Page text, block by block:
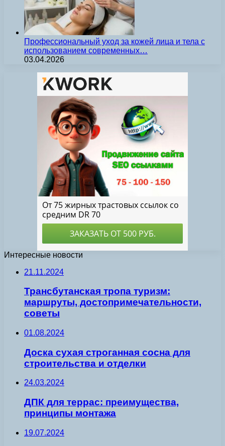
Профессиональный уход за кожей лица и тела с
использованием современных…
03.04.2026
Интересные новости
21.11.2024
Трансбутанская тропа туризм:
маршруты, достопримечательности,
советы
01.08.2024
Доска сухая строганная сосна для
строительства и отделки
24.03.2024
ДПК для террас: преимущества,
принципы монтажа
19.07.2024